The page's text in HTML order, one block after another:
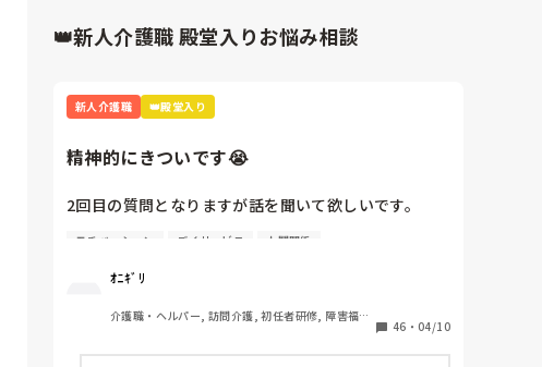
👑新人介護職 殿堂入りお悩み相談
新人介護職 👑殿堂入り
精神的にきついです😭
2回目の質問となりますが話を聞いて欲しいです。
4月から約1週間たち、仕事も少しずつですが覚えてき
この1週間精神的にきついです。
A(上司)からの厳しい言葉、言い方が本当にきついで
モチベーション デイサービス 人間関係
ｵﾆｷﾞﾘ
介護職・ヘルパー, 訪問介護, 初任者研修, 障害福祉
46 ・ 04/10